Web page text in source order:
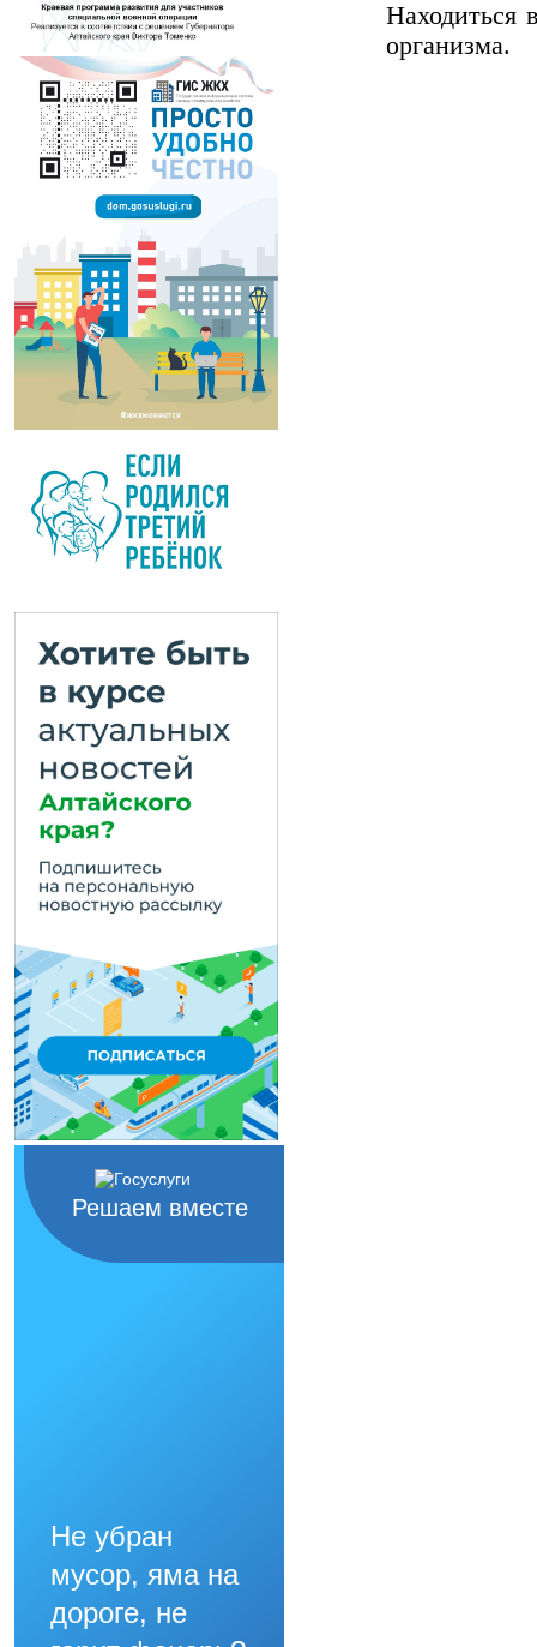
Решаем вместе
Не убран
мусор, яма на
дороге, не
Находиться
организма.